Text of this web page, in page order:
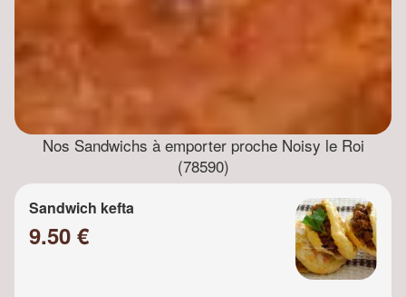
Nos Sandwichs à emporter proche Noisy le Roi
(78590)
Sandwich kefta
9.50 €